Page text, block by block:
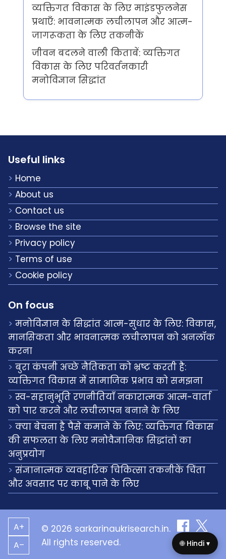
व्यक्तिगत विकास के लिए माइंडफुलनेस
प्रथाएँ: भावनात्मक लचीलापन और आत्म-
जागरूकता के लिए तकनीकें
जीवन बदलने वाली किताबें: व्यक्तिगत
विकास के लिए परिवर्तनकारी
मनोविज्ञान सिद्धांत
Useful links
Home
About us
Contact us
Browse the site
Privacy policy
Terms of use
Cookie policy
On focus
मनोविज्ञान के सिद्धांत आत्म-सुधार के लिए: विकास,
मानसिकता और भावनात्मक लचीलापन को अनलॉक
करना
बुरा कंपनी अच्छे नैतिकता को भ्रष्ट करती है:
व्यक्तिगत विकास में सामाजिक प्रभाव को समझना
स्व-सहानुभूति रणनीतियाँ नकारात्मक आत्म-वार्ता
को पार करने और लचीलापन बनाने के लिए
क्या बेचना है पैसे कमाने के लिए: व्यक्तिगत विकास
की सफलता के लिए मनोवैज्ञानिक सिद्धांतों का
अनुप्रयोग
संज्ञानात्मक व्यवहारिक चिकित्सा तकनीकें चिंता
और अवसाद पर काबू पाने के लिए
A+
A–
© 2026 sarkarinaukrisearch.in.
All rights reserved.
🌐 Hindi ▾